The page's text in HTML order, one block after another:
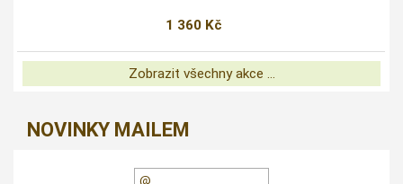
1 360 Kč
Zobrazit všechny akce ...
NOVINKY MAILEM